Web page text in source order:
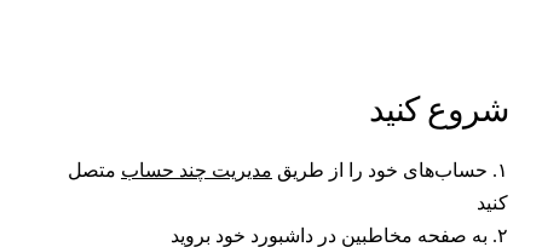
کنید
مدیریت چند حسابمتصل